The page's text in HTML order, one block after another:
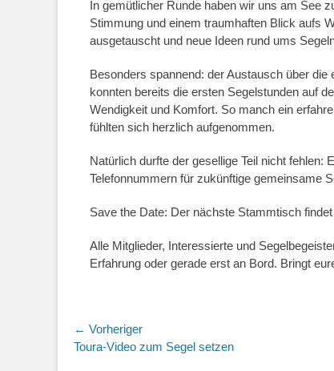
In gemütlicher Runde haben wir uns am See
Stimmung und einem traumhaften Blick aufs
ausgetauscht und neue Ideen rund ums
Besonders spannend: der Austausch über
konnten bereits die ersten Segelstunden auf
Wendigkeit und Komfort. So manch ein
fühlten sich herzlich aufgenommen.
Natürlich durfte der gesellige Teil nicht fehlen:
Telefonnummern für zukünftige gemeinsame
Save the Date: Der nächste Stammtisch
Alle Mitglieder, Interessierte und
Erfahrung oder gerade erst an Bord. Bringt
Beitragsnavigation
← Vorheriger
Vorheriger
Toura-Video zum Segel setzen